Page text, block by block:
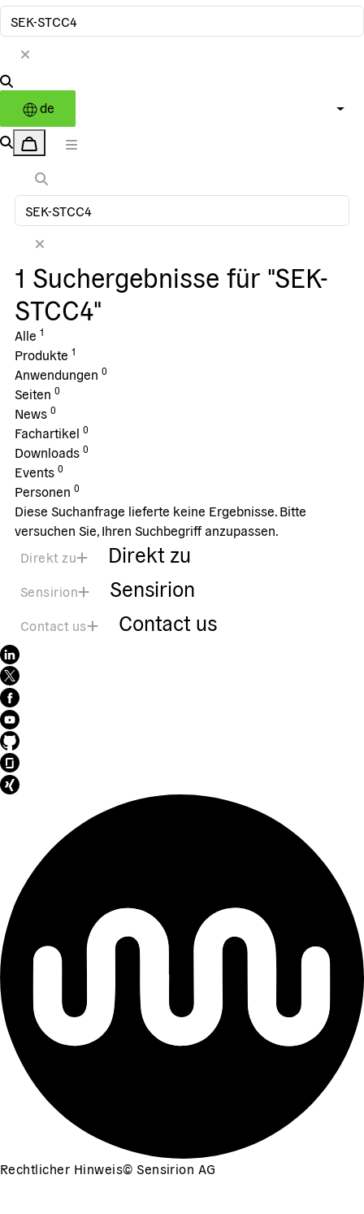
de
1 Suchergebnisse für "SEK-
STCC4"
Alle 1
Produkte 1
Anwendungen 0
Seiten 0
News 0
Fachartikel 0
Downloads 0
Events 0
Personen 0
Diese Suchanfrage lieferte keine Ergebnisse. Bitte
versuchen Sie, Ihren Suchbegriff anzupassen.
Direkt zu
Direkt zu
Sensirion Sensirion
Contact us Contact us
Rechtlicher Hinweis©Sensirion AG